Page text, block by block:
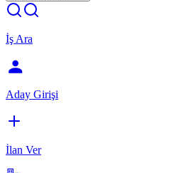
İş Ara
Aday Girişi
İlan Ver